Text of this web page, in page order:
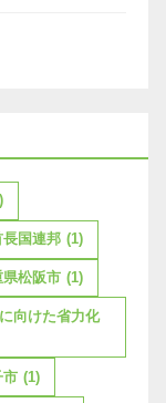
長国連邦 (1)
県松阪市 (1)
向けた省力化
市 (1)